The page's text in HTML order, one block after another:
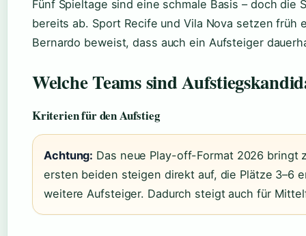
Fünf Spieltage sind eine schmale Basis – doch die
bereits ab. Sport Recife und Vila Nova setzen früh
Bernardo beweist, dass auch ein Aufsteiger
Welche Teams sind
Kriterien für den Aufstieg
Achtung: Das neue Play-off-Format 2026 bringt
ersten beiden steigen direkt auf, die Plätze 3–6
weitere Aufsteiger. Dadurch steigt auch für